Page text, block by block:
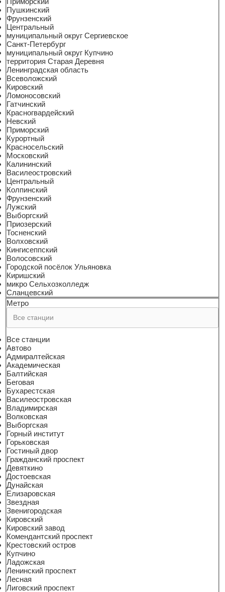
Пушкинский
Фрунзенский
Центральный
муниципальный округ Сергиевское
Санкт-Петербург
муниципальный округ Купчино
территория Старая Деревня
Ленинградская область
Всеволожский
Кировский
Ломоносовский
Гатчинский
Красногвардейский
Невский
Приморский
Курортный
Красносельский
Московский
Калининский
Василеостровский
Центральный
Колпинский
Фрунзенский
Лужский
Выборгский
Приозерский
Тосненский
Волховский
Кингисеппский
Волосовский
Городской посёлок Ульяновка
Киришский
микро Сельхозколледж
Сланцевский
Метро
Все станции
Автово
Адмиралтейская
Академическая
Балтийская
Беговая
Бухарестская
Василеостровская
Владимирская
Волковская
Выборгская
Горный институт
Горьковская
Гостиный двор
Гражданский проспект
Девяткино
Достоевская
Дунайская
Елизаровская
Звездная
Звенигородская
Кировский
Кировский завод
Комендантский проспект
Крестовский остров
Купчино
Ладожская
Ленинский проспект
Лесная
Лиговский проспект